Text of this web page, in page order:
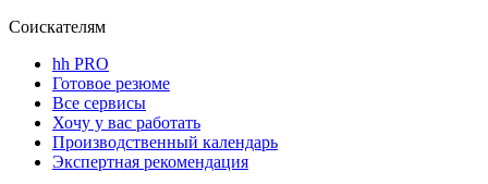
Соискателям
hh PRO
Готовое резюме
Все сервисы
Хочу у вас работать
Производственный календарь
Экспертная рекомендация